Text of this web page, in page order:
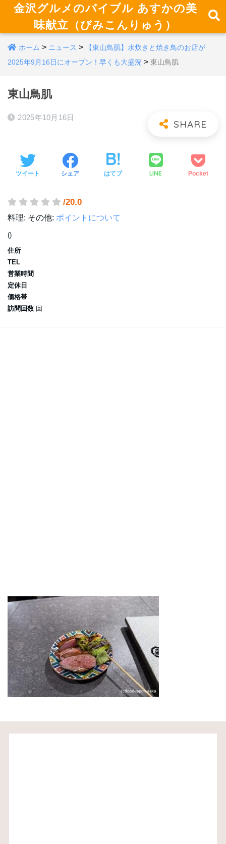
金沢グルメのバイブル あすかの美
味献立（びみこんりゅう）
ホーム > ニュース >
【東山鳥肌】水炊きと焼き鳥のお店が
2025年9月16日にオープン！早くも大盛況 > 東山鳥肌
東山鳥肌
2025年10月16日
ツイート シェア はてブ LINE Pocket
/20.0
料理: その他: ポイントについて
()
住所
TEL
営業時間
定休日
価格帯
訪問回数 回